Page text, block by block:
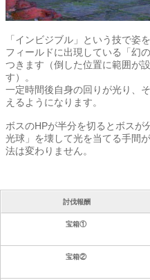
「インビジブル」という技で姿
フィールドに出現している「幻
つきます（倒した位置に範囲が
す）。
一定時間後自身の回りが光り、
えるようになります。
ボスのHPが半分を切るとボスが
光球」を壊して光を当てる手間
法は変わりません。
討伐報酬
宝箱①
宝箱②